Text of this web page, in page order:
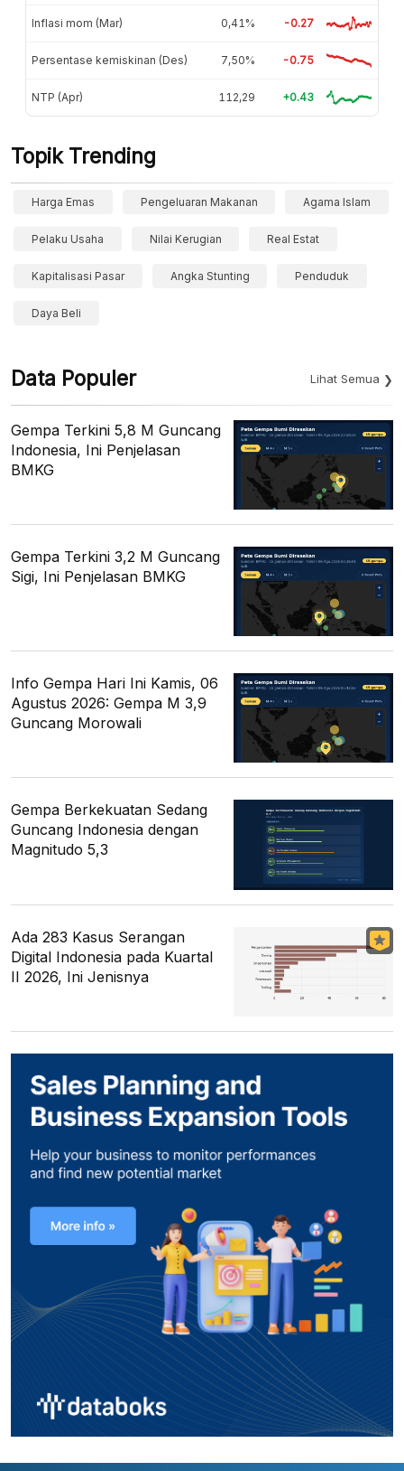
Inflasi mom (Mar) 0,41% -0.27
Persentase kemiskinan (Des) 7,50% -0.75
NTP (Apr) 112,29 +0.43
Topik Trending
Harga Emas Pengeluaran Makanan Agama Islam
Pelaku Usaha Nilai Kerugian Real Estat
Kapitalisasi Pasar Angka Stunting Penduduk
Daya Beli
Data Populer Lihat Semua
Gempa Terkini 5,8 M Guncang
Indonesia, Ini Penjelasan
BMKG
Gempa Terkini 3,2 M Guncang
Sigi, Ini Penjelasan BMKG
Info Gempa Hari Ini Kamis, 06
Agustus 2026: Gempa M 3,9
Guncang Morowali
Gempa Berkekuatan Sedang
Guncang Indonesia dengan
Magnitudo 5,3
Ada 283 Kasus Serangan
Digital Indonesia pada Kuartal
II 2026, Ini Jenisnya